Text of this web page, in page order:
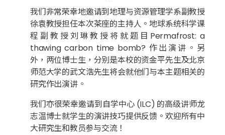
我们非常荣幸地邀请到地理与资源管理学系副教授
徐袁教授担任本次茶座的主持人。地球系统科学课
程副教授刘琳教授将就题目Permafrost: a
thawing carbon time bomb? 作出演讲。另
外，两位博士生，分别是本校的资金平先生及北京
师范大学的武文浩先生将会就他们与本主题相关的
研究作出演讲。
我们亦很荣幸邀请到自学中心 (ILC) 的高级讲师龙
志温博士就学生的演讲技巧提供反馈。欢迎所有中
大研究生和教员参与交流！